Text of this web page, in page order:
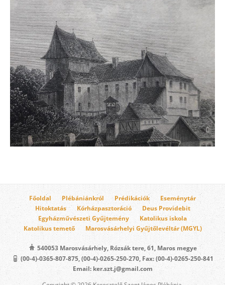
Főoldal Plébániánkról Prédikációk
Eseménytár
Hitoktatás
Kórházpasztoráció
Deus Providebit
Egyházművészeti Gyűjtemény
Katolikus iskola
Katolikus temető
Marosvásárhelyi Gyűjtőlevéltár (MGYL)
540053 Marosvásárhely, Rózsák tere, 61, Maros megye
(00-4)-0365-807-875, (00-4)-0265-250-270, Fax: (00-4)-0265-250-841
Email: ker.szt.j@gmail.com